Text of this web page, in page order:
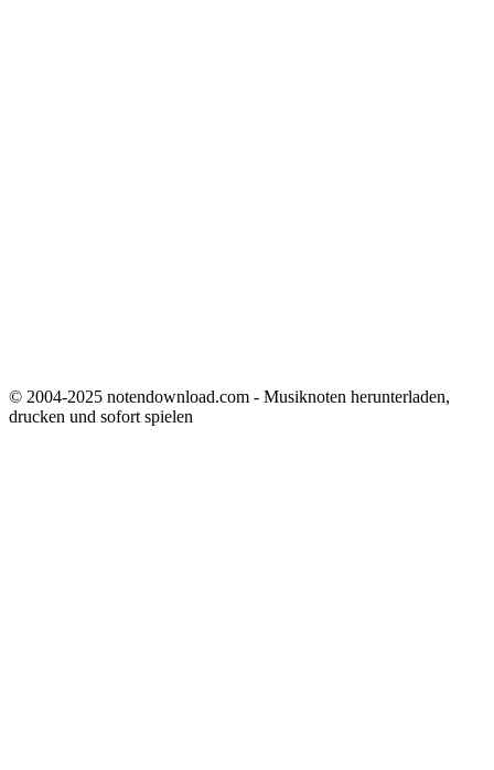
© 2004-2025 notendownload.com - Musiknoten herunterladen,
drucken und sofort spielen